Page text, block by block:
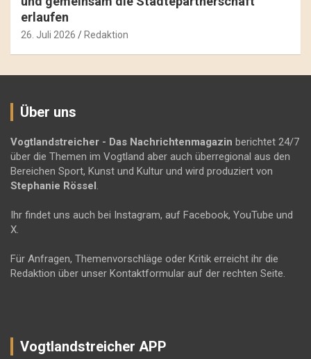
erlaufen
26. Juli 2026 Redaktion
Über uns
Vogtlandstreicher - Das Nachrichtenmagazin berichtet 24/7
über die Themen im Vogtland aber auch überregional aus den
Bereichen Sport, Kunst und Kultur und wird produziert von
Stephanie Rössel.
Ihr findet uns auch bei Instagram, auf Facebook, YouTube und
X.
Für Anfragen, Themenvorschläge oder Kritik erreicht ihr die
Redaktion über unser Kontaktformular auf der rechten Seite.
Vogtlandstreicher APP